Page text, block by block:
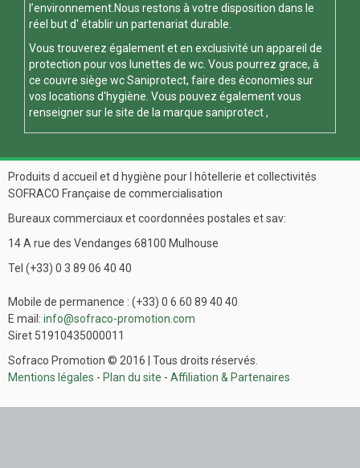
l’environnement.Nous restons à votre disposition dans le
réel but d' établir un partenariat durable.
Vous trouverez également et en exclusivité un appareil de
protection pour vos lunettes de wc. Vous pourrez grace, à
ce couvre siège wcSaniprotect, faire des économies sur
vos locations d'hygiène. Vous pouvez également vous
renseigner sur le site de la marque saniprotect,
Produits d accueil et d hygiène pour l hôtellerie et collectivités
SOFRACO Française de commercialisation
Bureaux commerciaux et coordonnées postales et sav:
14 A rue des Vendanges 68100 Mulhouse
Tel (+33) 0 3 89 06 40 40
Mobile de permanence : (+33) 0 6 60 89 40 40
E mail: info@sofraco-promotion.com
Siret 51910435000011
Sofraco Promotion © 2016 | Tous droits réservés.
Mentions légales - Plan du site - Affiliation & Partenaires